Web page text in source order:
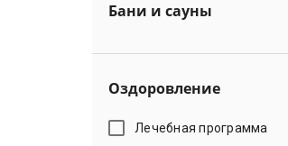
Бани и сауны
Оздоровление
Лечебная программа